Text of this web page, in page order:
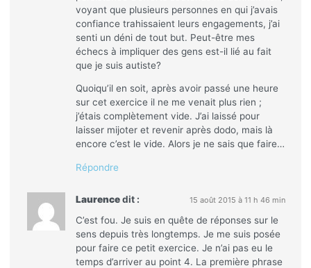
voyant que plusieurs personnes en qui j’avais
confiance trahissaient leurs engagements, j’ai
senti un déni de tout but. Peut-être mes
échecs à impliquer des gens est-il lié au fait
que je suis autiste?
Quoiqu’il en soit, après avoir passé une heure
sur cet exercice il ne me venait plus rien ;
j’étais complètement vide. J’ai laissé pour
laisser mijoter et revenir après dodo, mais là
encore c’est le vide. Alors je ne sais que faire…
Répondre
Laurence dit : 15 août 2015 à 11 h 46 min
C’est fou. Je suis en quête de réponses sur le
sens depuis très longtemps. Je me suis posée
pour faire ce petit exercice. Je n’ai pas eu le
temps d’arriver au point 4. La première phrase